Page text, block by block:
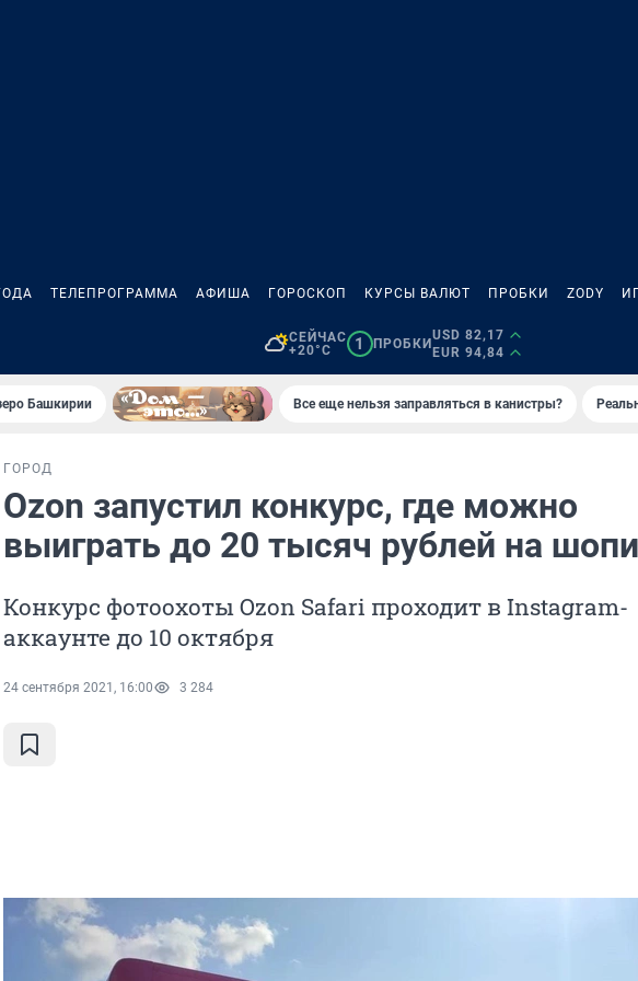
ТЕЛЕПРОГРАММА АФИША ГОРОСКОП КУРСЫ ВАЛЮТ ПРОБКИ ZODY
СЕЙЧАС
+20°C
1 ПРОБКИ
USD 82,17
EUR 94,84
Башкирии Все еще нельзя заправляться в канистры?
ГОРОД
Ozon запустил конкурс, где можно
выиграть до 20 тысяч рублей на
Конкурс фотоохоты Ozon Safari проходит в Instagram-
аккаунте до 10 октября
24 сентября 2021, 16:00 3 284